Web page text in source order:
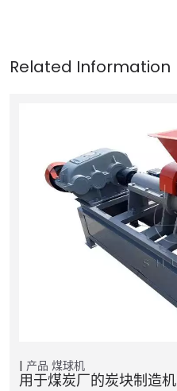
产品 煤球机
用于煤炭厂的炭块制造机